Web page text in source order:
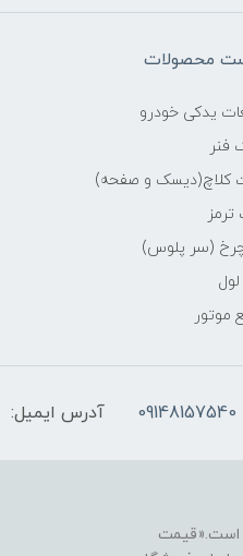
محصولات
یدکی خودرو
فنر
کلاچ(دیسک و صفحه)
ترمز
(سر پلوس)
موتور
09148157540 آدرس ایمیل:
است.«قیمت